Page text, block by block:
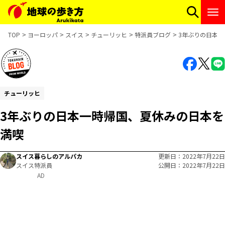
TOP ヨーロッパ スイス チューリッヒ 特派員ブログ 3年ぶりの日本
チューリッヒ
3年ぶりの日本一時帰国、夏休みの日本を
満喫
スイス暮らしのアルパカ
スイス特派員
更新日
2022年7月22日
公開日
2022年7月22日
AD